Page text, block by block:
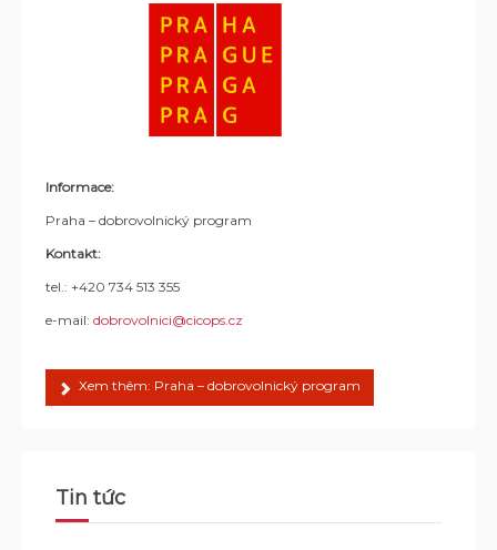
Informace:
Praha – dobrovolnický program
Kontakt:
tel.: +420 734 513 355
e-mail: dobrovolnici@cicops.cz
Xem thêm: Praha – dobrovolnický program
Tin tức